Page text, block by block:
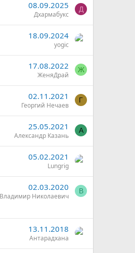
08.09.2025
Дхармабукс
Д
18.09.2024
yogic
17.08.2022
ЖеняДрай
Ж
02.11.2021
Георгий Нечаев
Г
25.05.2021
Александр Казань
А
05.02.2021
Lungrig
02.03.2020
Владимир Николаевич
В
13.11.2018
Антарадхана